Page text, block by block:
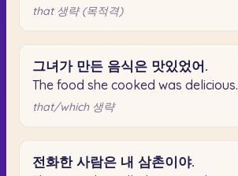
that 생략 (목적격)
그녀가 만든 음식은 맛있었어.
The food she cooked was delicious.
that/which 생략
전화한 사람은 내 삼촌이야.